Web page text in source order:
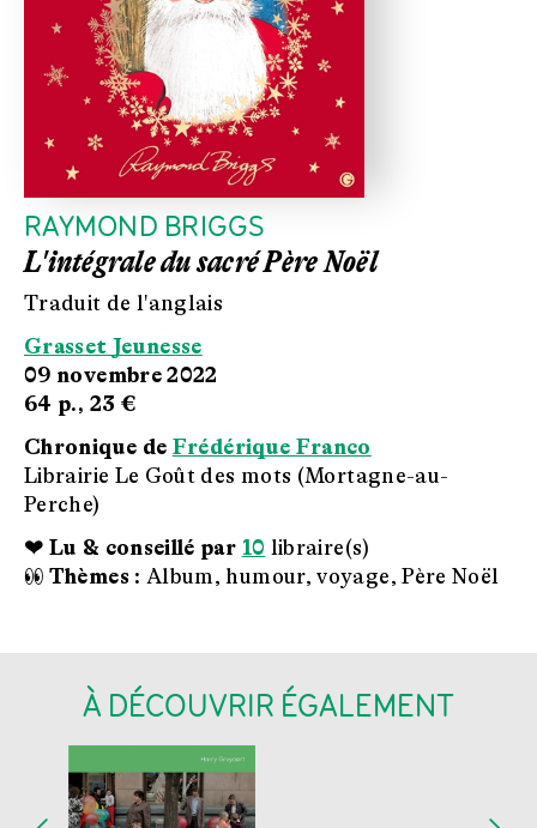
RAYMOND BRIGGS
L'intégrale du sacré Père Noël
Traduit de l'anglais
Grasset Jeunesse
09 novembre 2022
64 p., 23 €
Chronique de Frédérique Franco
Librairie Le Goût des mots (Mortagne-au-
Perche)
❤ Lu & conseillé par 10 libraire(s)
👀 Thèmes : Album, humour, voyage, Père Noël
À DÉCOUVRIR ÉGALEMENT